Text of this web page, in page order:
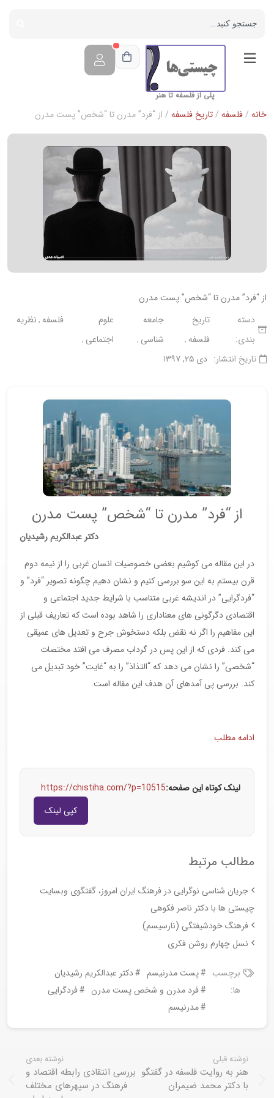
پلی از فلسفه تا هنر
خانه /فلسفه /تاریخ فلسفه / از “فرد” مدرن تا “شخص” پست مدرن
از “فرد” مدرن تا “شخص” پست مدرن
دسته
بندی:
تاریخ
فلسفه
جامعه
شناسی
علوم
اجتماعی
فلسفه نظریه
تاریخ انتشار: دی ۲۵, ۱۳۹۷
از “فرد” مدرن تا “شخص” پست مدرن
دکتر عبدالکریم رشیدیان
در این مقاله می کوشیم بعضی خصوصیات انسان غربی را از نیمه دوم
قرن بیستم به این سو بررسی کنیم و نشان دهیم چگونه تصویر “فرد” و
“فردگرایی” در اندیشه غربی متناسب با شرایط جدید اجتماعی و
اقتصادی دگرگونی های معناداری را شاهد بوده است که تعاریف قبلی از
این مفاهیم را اگر نه نقض بلکه دستخوش جرح و تعدیل های عمیقی
می کند. فردی که از این پس در گرداب مصرف می افتد مختصات
“شخصی” را نشان می دهد که “التذاذ” را به “غایت” خود تبدیل می
کند. بررسی پی آمدهای آن هدف این مقاله است.
ادامه مطلب
لینک کوتاه این صفحه:https://chistiha.com/?p=10515
کپی لینک
مطالب مرتبط
جریان شناسی نوگرایی در فرهنگ ایران امروز، گفتگوی وبسایت
چیستی ها با دکتر ناصر فکوهی
فرهنگ خودشیفتگی (نارسیسم)
نسل چهارم روشن فکری
برچسب
ها:
پست مدرنیسم
دکتر عبدالکریم رشیدیان
فرد مدرن و شخص پست مدرن
فردگرایی
مدرنیسم
نوشته قبلی
هنر به روایت فلسفه در گفتگو
با دکتر محمد ضیمران
نوشته بعدی
بررسی انتقادی رابطه اقتصاد و
فرهنگ در سپهرهای مختلف